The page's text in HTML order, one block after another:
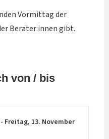
Vormittag der
Berater:innen gibt.
von / bis
- Freitag, 13. November